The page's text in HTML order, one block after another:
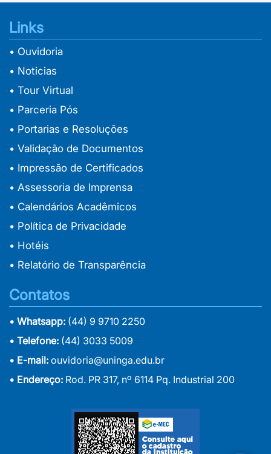
Links
• Ouvidoria
• Noticias
• Tour Virtual
• Parceria Pós
• Portarias e Resoluções
• Validação de Documentos
• Impressão de Certificados
• Assessoria de Imprensa
• Calendários Acadêmicos
• Política de Privacidade
• Hotéis
• Relatório de Transparência
Contatos
• Whatsapp: (44) 9 9710 2250
• Telefone: (44) 3033 5009
• E-mail: ouvidoria@uninga.edu.br
• Endereço: Rod. PR 317, nº 6114 Pq. Industrial 200